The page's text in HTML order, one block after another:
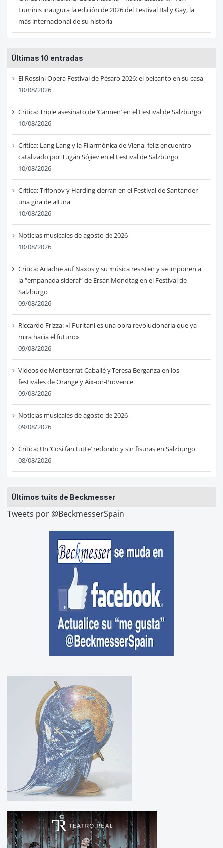
Luminis inaugura la edición de 2026 del Festival Bal y Gay, la
más internacional de su historia
Últimas 10 entradas
El Rossini Opera Festival de Pésaro 2026: el belcanto en su casa
10/08/2026
Critica: Triple asesinato de ‘Carmen’ en el Festival de Salzburgo
10/08/2026
Crítica: Lang Lang y la Filarmónica de Viena, feliz encuentro
catalizado por Tugán Sójiev en el Festival de Salzburgo
10/08/2026
Crítica: Trifonov y Harding cierran en el Festival de Santander
una gira de altura
10/08/2026
Noticias musicales de agosto de 2026
10/08/2026
Critica: Ariadne auf Naxos y su música resisten y se imponen a
la “empanada sideral” de Ersan Mondtag en el Festival de
Salzburgo
09/08/2026
Riccardo Frizza: «I Puritani es una obra revolucionaria que ya
mira hacia el futuro»
09/08/2026
Videos de Montserrat Caballé y Teresa Berganza en los
festivales de Orange y Aix-on-Provence
09/08/2026
Noticias musicales de agosto de 2026
09/08/2026
Crítica: Un ‘Così fan tutte’ redondo y sin fisuras en Salzburgo
08/08/2026
Últimos tuits de Beckmesser
Tweets por @BeckmesserSpain